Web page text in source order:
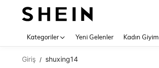
Kategoriler Yeni Gelenler Kadın Giyim
Giriş / shuxing14